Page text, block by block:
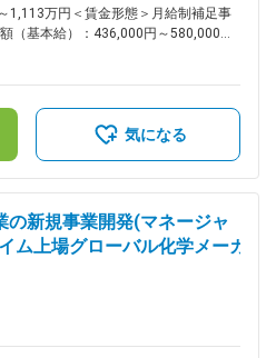
を通じた北米、欧州との市場状況の共
への参画・アジア域内での実行 ・海
＜ミッションテーマ例
ー、eVTOL産業への参入 ・ニューモ
戦略立案、その戦略のアジア域内での
カーとの関係構築 ・炭素繊維～コンポ
長分野であるニューモビリティとい
ンポジット製品の採用に向けた活動を
ることが出来ます。 ・最先端市場の
ん、採用に必要な製品開発戦略立案ま
みに必要なスピーディかつダイナミッ
きます。 ・東京を拠点にしながら、
域チームとグローバルに連携し、世界
ます。 ◆配属部署 ・自動
1,113万円＜賃金形態＞月給制補足事
（基本給）：436,000円～580,000円
管理監督外となるため 残業代の支給
年1回■賞与：年1回（6月）賃金はあ
り、選考を通じて上下する可能性があ
気になる
の新規事業開発(マネージャ
上場グローバル化学メーカ